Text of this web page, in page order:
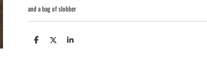
and a bag of slobber
S S S